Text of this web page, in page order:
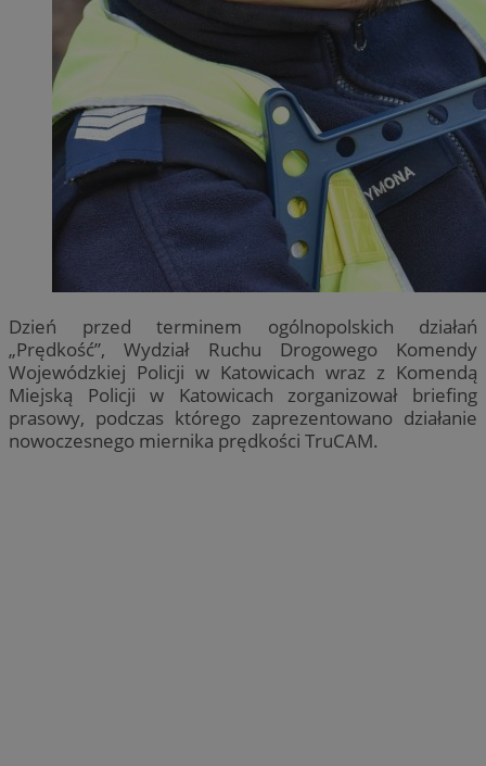
Dzień przed terminem ogólnopolskich działań
„Prędkość”, Wydział Ruchu Drogowego Komendy
Wojewódzkiej Policji w Katowicach wraz z Komendą
Miejską Policji w Katowicach zorganizował briefing
prasowy, podczas którego zaprezentowano działanie
nowoczesnego miernika prędkości TruCAM.